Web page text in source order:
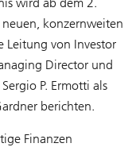
neuen, konzernweiten
Leitung von Investor
Director und
P. Ermotti als
berichten.
Finanzen